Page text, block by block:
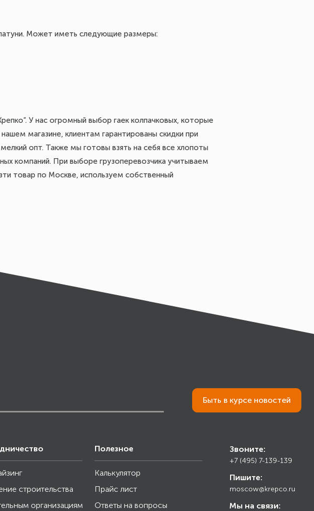
латуни. Может иметь следующие размеры:
У нас огромный выбор гаек колпачковых, которые
магазине, клиентам гарантированы скидки при
опт. Также мы готовы взять на себя все хлопоты
компаний. При выборе грузоперевозчика учитываем
товар по Москве, используем собственный
Быть в курсе новостей
строительства
организациям
Полезное
Калькулятор
Прайс лист
Ответы на вопросы
Звоните:
+7 (495) 7-139-139
Пишите:
moscow@krepco.ru
Мы на связи: